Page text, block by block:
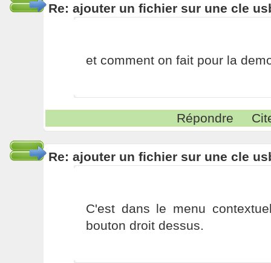
Re: ajouter un fichier sur une cle
et comment on fait pour la
Répondre
Re: ajouter un fichier sur une cle
C'est dans le menu
bouton droit dessus.